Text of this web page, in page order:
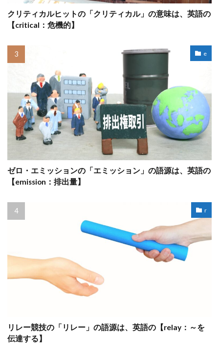
クリティカルヒットの「クリティカル」の意味は、英語の
【critical：危機的】
e
ゼロ・エミッションの「エミッション」の語源は、英語の
【emission：排出量】
r
リレー競技の「リレー」の語源は、英語の【relay：～を
伝達する】